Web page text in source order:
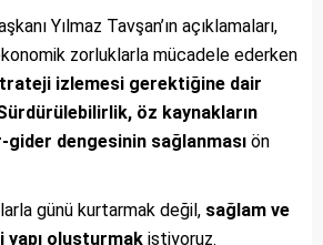
Yılmaz Tavşan’ın açıklamaları,
zorluklarla mücadele ederken
izlemesi gerektiğine dair
öz kaynakların
gider dengesinin sağlanması ön
günü kurtarmak değil, sağlam ve
yapı oluşturmak istiyoruz.